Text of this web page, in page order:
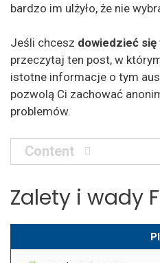
bardzo im ulżyło, że nie
Jeśli chcesz dowiedzieć się
przeczytaj ten post, w
istotne informacje o tym
pozwolą Ci zachować
problemów.
Content
Zalety i wady